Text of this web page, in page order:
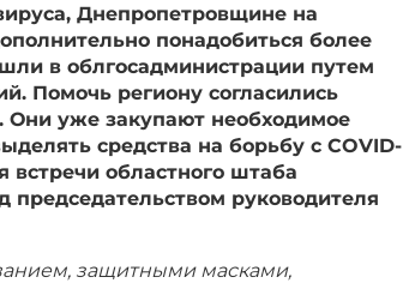
Днепропетровщине на
понадобиться более
в облгосадминистрации путем
Помочь региону согласились
Они уже закупают необходимое
средства на борьбу с COVID-
встречи областного штаба
председательством руководителя
защитными масками,